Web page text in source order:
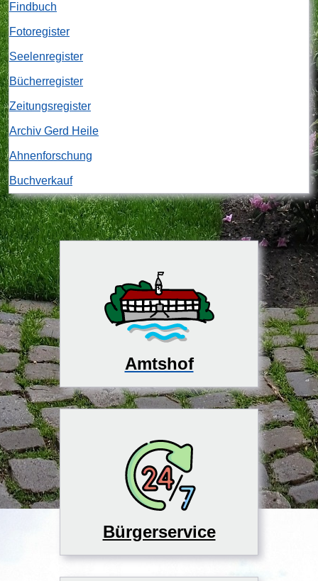
Findbuch
Fotoregister
Seelenregister
Bücherregister
Zeitungsregister
Archiv Gerd Heile
Ahnenforschung
Buchverkauf
Amtshof
Bürgerservice